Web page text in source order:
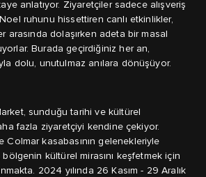
anlatıyor. Ziyaretçiler sadece alışveriş
ruhunu hissettiren canlı etkinlikler,
arasında dolaşırken adeta bir masal
Burada geçirdiğiniz her an,
dolu, unutulmaz anılara dönüşüyor.
sunduğu tarihi ve kültürel
fazla ziyaretçiyi kendine çekiyor.
Colmar kasabasının gelenekleriyle
kültürel mirasını keşfetmek için
2024 yılında 26 Kasım - 29 Aralık